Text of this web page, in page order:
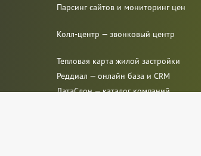
Парсинг сайтов и мониторинг цен
Колл-центр — звонковый центр
Тепловая карта жилой застройки
Реддиал — онлайн база и CRM
ДатаСлон — каталог компаний